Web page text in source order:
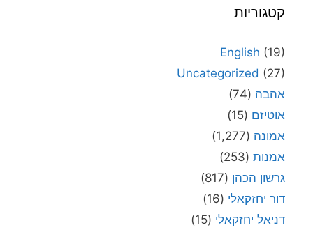
קטגוריות
English (19)
Uncategorized (27)
אהבה (74)
אוטיזם (15)
אמונה (1,277)
אמנות (253)
גרשון הכהן (817)
דור יחזקאלי (16)
דניאל יחזקאלי (15)